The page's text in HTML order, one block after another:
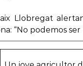
Llobregat
“No podemos ser